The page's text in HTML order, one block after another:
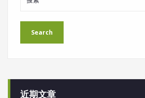
近期文章